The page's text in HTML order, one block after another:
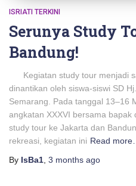
ISRIATI TERKINI
Serunya Study
Bandung!
Kegiatan study tour menjadi
dinantikan oleh siswa-siswi SD
Semarang. Pada tanggal 13–16
angkatan XXXVI bersama
study tour ke Jakarta dan
rekreasi, kegiatan ini Read more…
By IsBa1 3 months ago